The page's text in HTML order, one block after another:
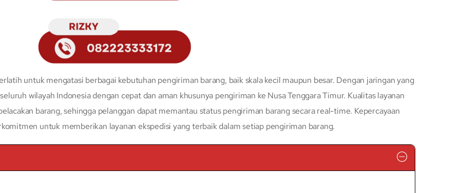
untuk mengatasi berbagai kebutuhan pengiriman barang, baik skala kecil maupun besar. Dengan jaringan yang
wilayah Indonesia dengan cepat dan aman khusunya pengiriman ke Nusa Tenggara Timur. Kualitas layanan
barang, sehingga pelanggan dapat memantau status pengiriman barang secara real-time. Kepercayaan
untuk memberikan layanan ekspedisi yang terbaik dalam setiap pengiriman barang.